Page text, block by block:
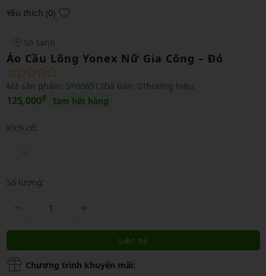
Yêu thích (0)
So sánh
Áo Cầu Lông Yonex Nữ Gia Công – Đỏ
Mã sản phẩm: SP008512Đã bán: 0Thương hiệu:
125,000₫ Tạm hết hàng
Kích cỡ:
Số lượng:
Liên hệ
Chương trình khuyến mãi: